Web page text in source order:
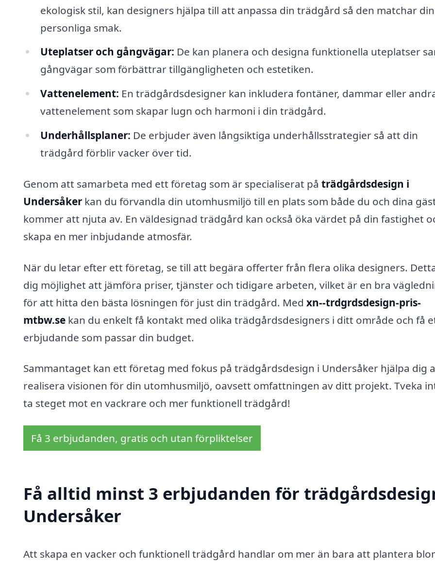
ekologisk stil, kan designers hjälpa till att anpassa din trädgård så den matchar din
personliga smak.
Uteplatser och gångvägar: De kan planera och designa funktionella uteplatser
gångvägar som förbättrar tillgängligheten och estetiken.
Vattenelement: En trädgårdsdesigner kan inkludera fontäner, dammar eller
vattenelement som skapar lugn och harmoni i din trädgård.
Underhållsplaner: De erbjuder även långsiktiga underhållsstrategier så att din
trädgård förblir vacker över tid.
Genom att samarbeta med ett företag som är specialiserat på trädgårdsdesign i
Undersåker kan du förvandla din utomhusmiljö till en plats som både du och dina
kommer att njuta av. En väldesignad trädgård kan också öka värdet på din fastighet
skapa en mer inbjudande atmosfär.
När du letar efter ett företag, se till att begära offerter från flera olika designers.
dig möjlighet att jämföra priser, tjänster och tidigare arbeten, vilket är en bra
för att hitta den bästa lösningen för just din trädgård. Med xn--trdgrdsdesign-pris-
mtbw.se kan du enkelt få kontakt med olika trädgårdsdesigners i ditt område och få
erbjudande som passar din budget.
Sammantaget kan ett företag med fokus på trädgårdsdesign i Undersåker hjälpa dig
realisera visionen för din utomhusmiljö, oavsett omfattningen av ditt projekt. Tveka
ta steget mot en vackrare och mer funktionell trädgård!
Få 3 erbjudanden, gratis och utan förpliktelser
Få alltid minst 3 erbjudanden för
Undersåker
Att skapa en vacker och funktionell trädgård handlar om mer än bara att plantera